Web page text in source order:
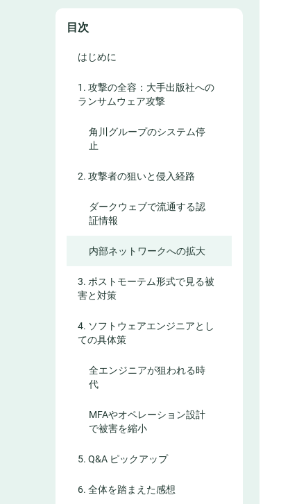
目次
はじめに
1. 攻撃の全容：大手出版社への
ランサムウェア攻撃
角川グループのシステム停
止
2. 攻撃者の狙いと侵入経路
ダークウェブで流通する認
証情報
内部ネットワークへの拡大
3. ポストモーテム形式で見る被
害と対策
4. ソフトウェアエンジニアとし
ての具体策
全エンジニアが狙われる時
代
MFAやオペレーション設計
で被害を縮小
5. Q&A ピックアップ
6. 全体を踏まえた感想